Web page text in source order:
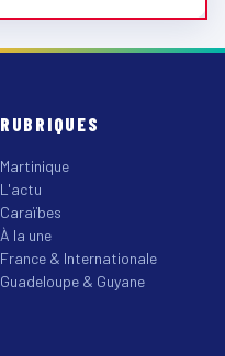
RUBRIQUES
Martinique
L'actu
Caraïbes
À la une
France & Internationale
Guadeloupe & Guyane